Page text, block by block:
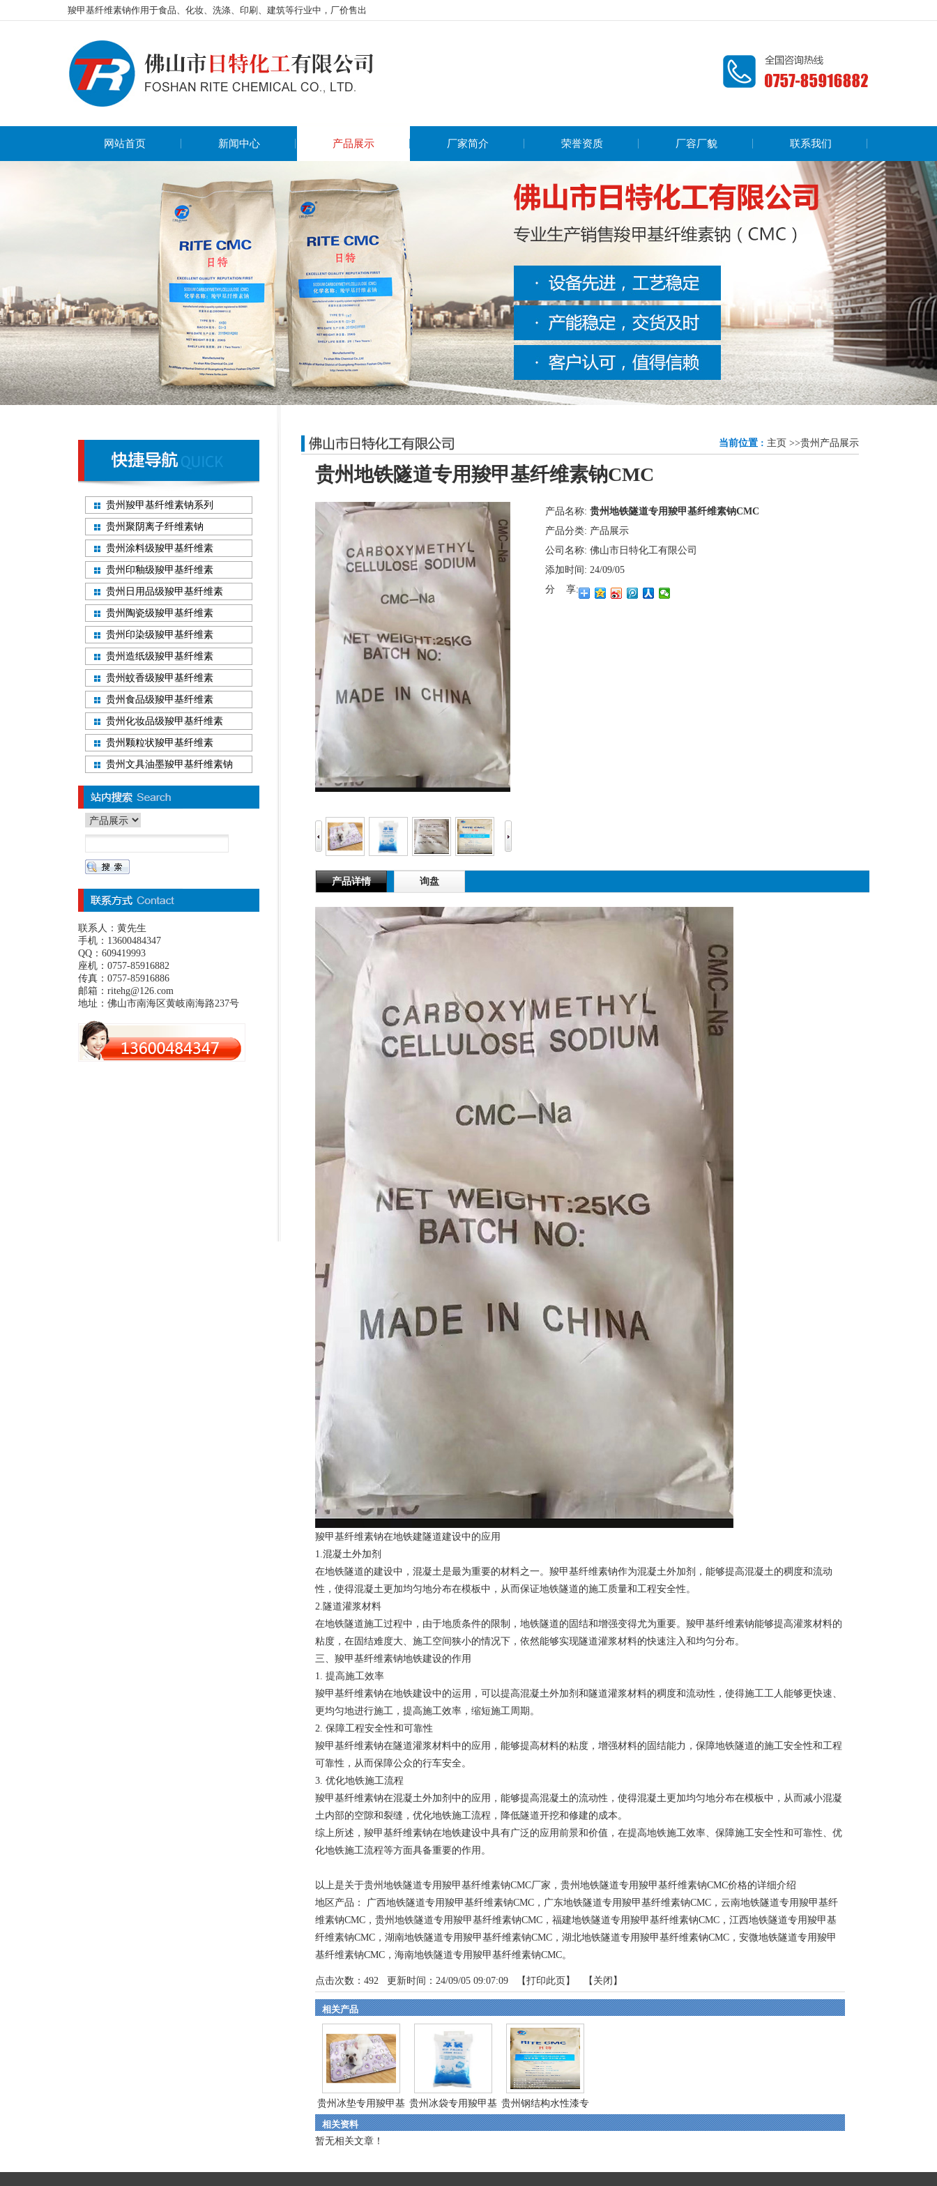
羧甲基纤维素钠作用于食品、化妆、洗涤、印刷、建筑等行业中，厂价售出
网站首页 新闻中心 产品展示 厂家简介 荣誉资质 厂容厂貌 联系我们
当前位置 : 主页 >>贵州产品展示
贵州地铁隧道专用羧甲基纤维素钠CMC
产品名称: 贵州地铁隧道专用羧甲基纤维素钠CMC
产品分类: 产品展示
公司名称: 佛山市日特化工有限公司
添加时间: 24/09/05
分 享:
产品详情 询盘
羧甲基纤维素钠在地铁建隧道建设中的应用
1.混凝土外加剂
在地铁隧道的建设中，混凝土是最为重要的材料之一。羧甲基纤维素钠作为混凝土外加剂，能够提高混凝土的稠度和流动
性，使得混凝土更加均匀地分布在模板中，从而保证地铁隧道的施工质量和工程安全性。
2.隧道灌浆材料
在地铁隧道施工过程中，由于地质条件的限制，地铁隧道的固结和增强变得尤为重要。羧甲基纤维素钠能够提高灌浆材料的
粘度，在固结难度大、施工空间狭小的情况下，依然能够实现隧道灌浆材料的快速注入和均匀分布。
三、羧甲基纤维素钠地铁建设的作用
1. 提高施工效率
羧甲基纤维素钠在地铁建设中的运用，可以提高混凝土外加剂和隧道灌浆材料的稠度和流动性，使得施工工人能够更快速、
更均匀地进行施工，提高施工效率，缩短施工周期。
2. 保障工程安全性和可靠性
羧甲基纤维素钠在隧道灌浆材料中的应用，能够提高材料的粘度，增强材料的固结能力，保障地铁隧道的施工安全性和工程
可靠性，从而保障公众的行车安全。
3. 优化地铁施工流程
羧甲基纤维素钠在混凝土外加剂中的应用，能够提高混凝土的流动性，使得混凝土更加均匀地分布在模板中，从而减小混凝
土内部的空隙和裂缝，优化地铁施工流程，降低隧道开挖和修建的成本。
综上所述，羧甲基纤维素钠在地铁建设中具有广泛的应用前景和价值，在提高地铁施工效率、保障施工安全性和可靠性、优
化地铁施工流程等方面具备重要的作用。
以上是关于贵州地铁隧道专用羧甲基纤维素钠CMC厂家，贵州地铁隧道专用羧甲基纤维素钠CMC价格的详细介绍
地区产品：
广西地铁隧道专用羧甲基纤维素钠CMC ， 广东地铁隧道专用羧甲基纤维素钠CMC ， 云南地铁隧道专用羧甲基纤
维素钠CMC ， 贵州地铁隧道专用羧甲基纤维素钠CMC ， 福建地铁隧道专用羧甲基纤维素钠CMC ， 江西地铁隧道专用羧甲基
纤维素钠CMC ， 湖南地铁隧道专用羧甲基纤维素钠CMC ， 湖北地铁隧道专用羧甲基纤维素钠CMC ， 安微地铁隧道专用羧甲
基纤维素钠CMC ， 海南地铁隧道专用羧甲基纤维素钠CMC。
点击次数： 492 更新时间：24/09/05 09:07:09 【打印此页 】 【 关闭 】
相关产品
贵州冰垫专用羧甲基
纤...
贵州冰袋专用羧甲基
纤...
贵州钢结构水性漆专
用...
相关资料
暂无相关文章！
贵州羧甲基纤维素钠系列
贵州聚阴离子纤维素钠
贵州涂料级羧甲基纤维素
贵州印釉级羧甲基纤维素
贵州日用品级羧甲基纤维素
贵州陶瓷级羧甲基纤维素
贵州印染级羧甲基纤维素
贵州造纸级羧甲基纤维素
贵州蚊香级羧甲基纤维素
贵州食品级羧甲基纤维素
贵州化妆品级羧甲基纤维素
贵州颗粒状羧甲基纤维素
贵州文具油墨羧甲基纤维素钠
联系人：黄先生
手机：13600484347
QQ：609419993
座机：0757-85916882
传真：0757-85916886
邮箱：ritehg@126.com
地址：佛山市南海区黄岐南海路237号